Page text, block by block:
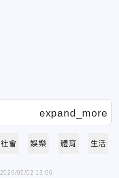
社會 娛樂 體育 生活
2026/06/02 13:06